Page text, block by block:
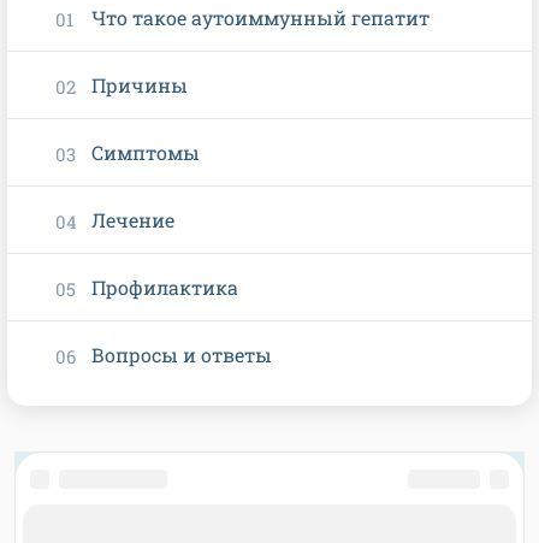
Что такое аутоиммунный гепатит
Причины
Симптомы
Лечение
Профилактика
Вопросы и ответы